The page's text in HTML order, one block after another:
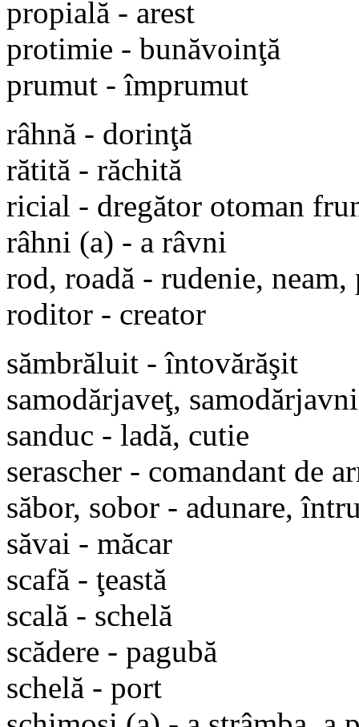
propială - arest
protimie - bunăvoinţă
prumut - împrumut
râhnă - dorinţă
rătită - răchită
ricial - dregător otoman
râhni (a) - a râvni
rod, roadă - rudenie, neam,
roditor - creator
sămbrăluit - întovărăşit
samodărjaveţ,
sanduc - ladă, cutie
serascher - comandant de
săbor, sobor - adunare,
săvai - măcar
scafă - ţeastă
scală - schelă
scădere - pagubă
schelă - port